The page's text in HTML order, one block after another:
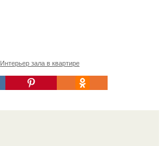
Интерьер зала в квартире